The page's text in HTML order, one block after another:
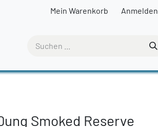
Mein Warenkorb Anmelden
Smoked Reserve